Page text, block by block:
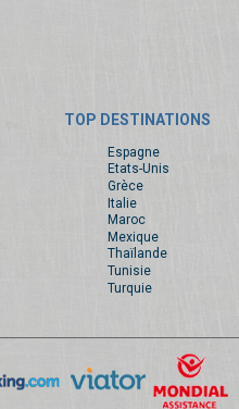
TOP DESTINATIONS
Espagne
Etats-Unis
Grèce
Italie
Maroc
Mexique
Thaïlande
Tunisie
Turquie